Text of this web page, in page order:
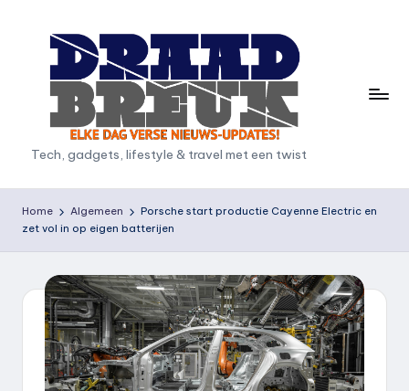
D
r
a
a
b
Tech, gadgets, lifestyle & travel met een twist
Home Algemeen
Porsche start productie Cayenne Electric en
zet vol in op eigen batterijen